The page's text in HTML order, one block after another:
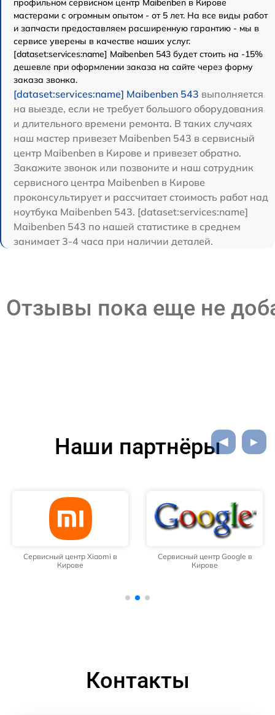
профильном сервисном центр Maibenben в Кирове
мастерами с огромным опытом - от 5 лет. На все виды работ
и запчасти предоставляем расширенную гарантию - мы в
сервисе уверены в качестве наших услуг.
[dataset:services:name] Maibenben 543 будет стоить на -15%
дешевле при оформлении заказа на сайте через форму
заказа звонка.
[dataset:services:name] Maibenben 543 выполняется
на выезде, если не требует большого оборудования
и длительного времени ремонта. В таких случаях
наш мастер привезет Maibenben 543 в сервисный
центр Maibenben в Кирове и привезет обратно.
Закажите звонок или позвоните и наш сотрудник
сервисного центра Maibenben в Кирове
проконсультирует и рассчитает стоимость работ над
ноутбука Maibenben 543. [dataset:services:name]
Maibenben 543 по нашей статистике в среднем
занимает 3-4 часа при наличии деталей.
Отзывы пока еще не
Наши партнёры
Сервисный центр Xiaomi в
Кирове
Сервисный центр Google в
Кирове
Контакты